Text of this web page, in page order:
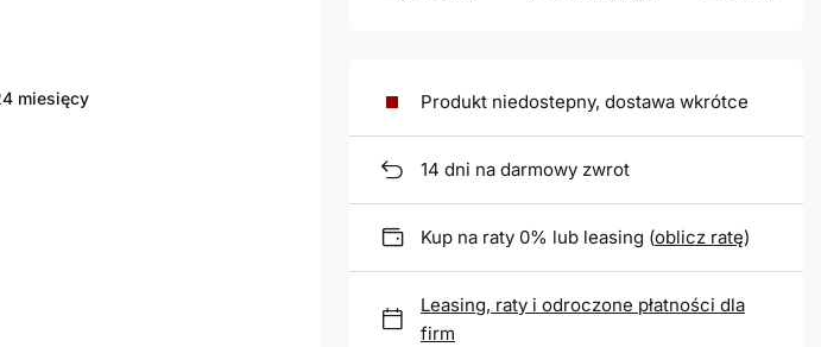
miesięcy Produkt niedostepny, dostawa wkrótce
14 dni na darmowy zwrot
Kup na raty 0% lub leasing (oblicz ratę)
Leasing, raty i odroczone płatności dla
firm